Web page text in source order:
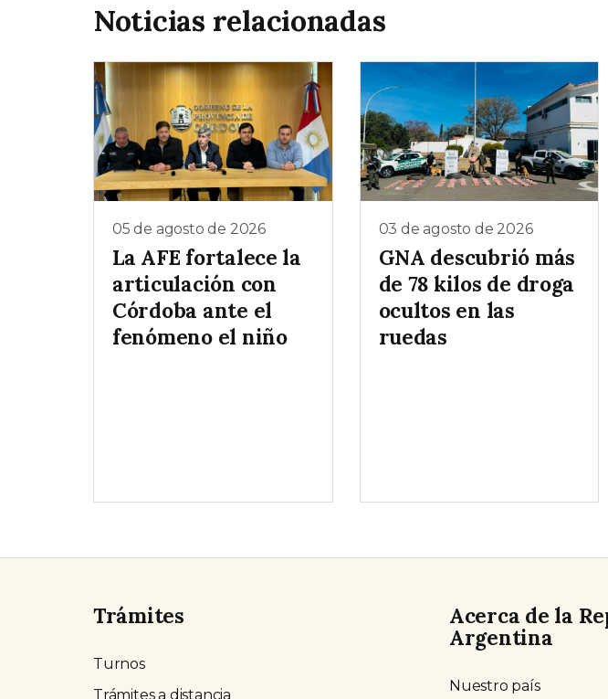
Noticias relacionadas
05 de agosto de 2026
La AFE fortalece la
articulación con
Córdoba ante el
fenómeno el niño
03 de agosto de 2026
GNA descubrió más
de 78 kilos de droga
ocultos en las
ruedas
Trámites
Turnos
Trámites a distancia
Acerca de la
Argentina
Nuestro país